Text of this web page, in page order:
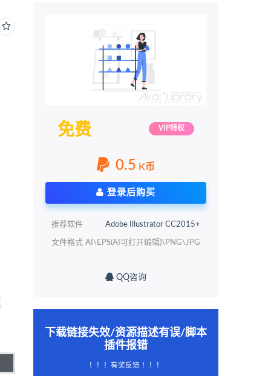
免费 VIP特权
0.5 K币
登录后购买
推荐软件 Adobe Illustrator CC2015+
文件格式 AI\EPS(AI可打开编辑)\PNG\JPG
QQ咨询
下载链接失效/资源描述有误/脚本
插件报错
！！！有奖反馈 ！！！